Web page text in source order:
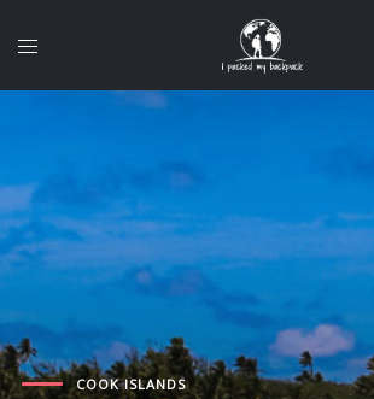
Inhalt
COOK ISLANDS